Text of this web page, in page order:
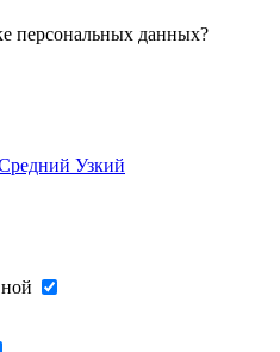
персональных данных?
Узкий